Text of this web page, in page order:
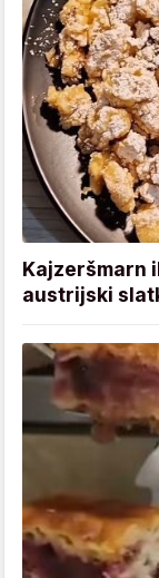
Kajzeršmarn
austrijski